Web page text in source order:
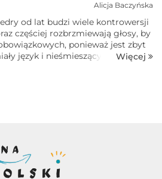
Alicja Baczyńska
od lat budzi wiele kontrowersji
częściej rozbrzmiewają głosy, by
ponieważ jest zbyt
język i nieśmieszący już Więcej